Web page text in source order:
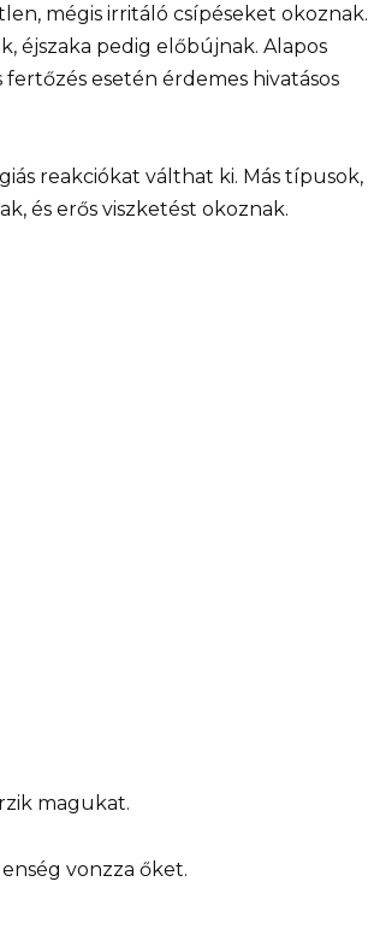
mégis irritáló csípéseket okoznak.
éjszaka pedig előbújnak. Alapos
esetén érdemes hivatásos
reakciókat válthat ki. Más típusok,
és erős viszketést okoznak.
magukat.
vonzza őket.